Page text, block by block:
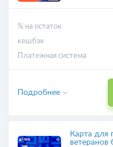
% на остаток
кешбэк
Платежная система
Подробнее
Карта для
ветеранов